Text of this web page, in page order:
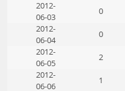
2012-
06-03
0
2012-
06-04
0
2012-
06-05
2
2012-
06-06
1